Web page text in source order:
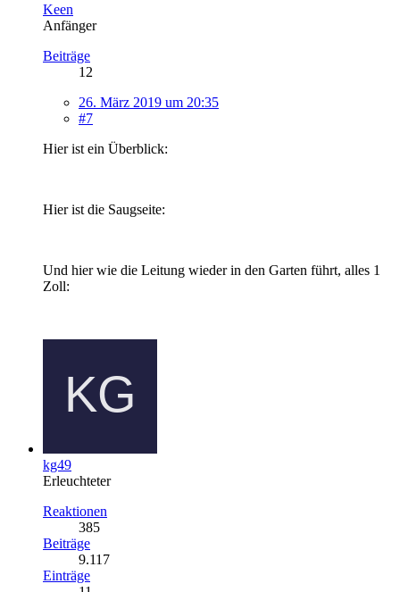
Keen
Anfänger
Beiträge
12
26. März 2019 um 20:35
#7
Hier ist ein Überblick:
Hier ist die Saugseite:
Und hier wie die Leitung wieder in den Garten führt, alles 1
Zoll:
kg49
Erleuchteter
Reaktionen
385
Beiträge
9.117
Einträge